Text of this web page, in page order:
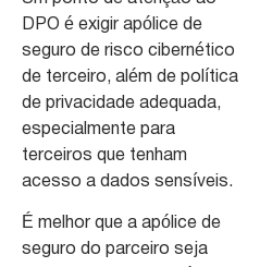
DPO é exigir apólice de
seguro de risco cibernético
de terceiro, além de política
de privacidade adequada,
especialmente para
terceiros que tenham
acesso a dados sensíveis.
É melhor que a apólice de
seguro do parceiro seja